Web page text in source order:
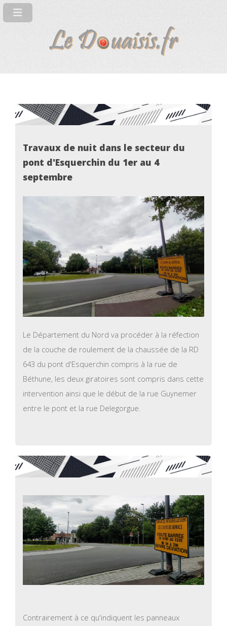
Travaux de nuit dans le secteur du
pont d'Esquerchin du 1er au 4
septembre
Le Département du Nord va procéder à la réfection
de la couche de roulement de la chaussée de la RD
643 du pont d'Esquerchin compris à la rue de
Béthune, les deux giratoires sont compris dans cette
intervention ainsi que le début de la rue Guynemer
entre le pont et la rue Delegorgue.
Contrairement à ce qu'indiquent les panneaux